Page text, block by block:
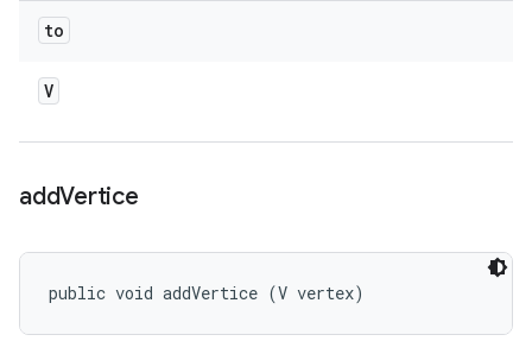
to
V
addVertice
public void addVertice (V vertex)